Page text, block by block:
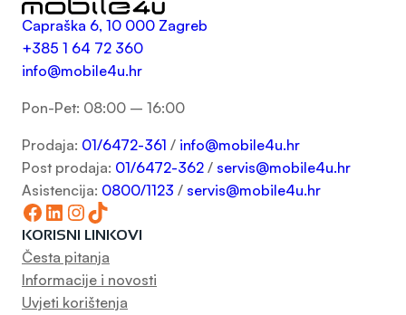
Capraška 6, 10 000 Zagreb
+385 1 64 72 360
info@mobile4u.hr
Pon-Pet: 08:00 – 16:00
Prodaja: 01/6472-361 / info@mobile4u.hr
Post prodaja: 01/6472-362 / servis@mobile4u.hr
Asistencija: 0800/1123 / servis@mobile4u.hr
Facebook LinkedIn InstagramTikTok
KORISNI LINKOVI
Česta pitanja
Informacije i novosti
Uvjeti korištenja